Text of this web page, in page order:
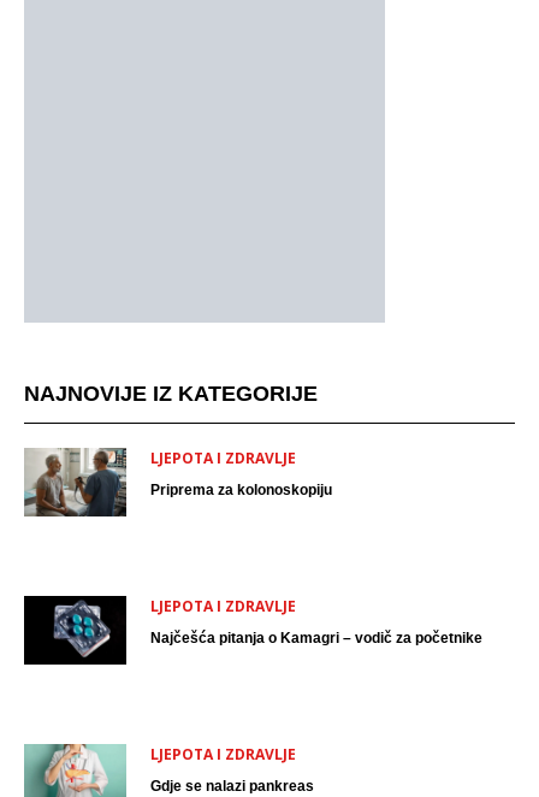
NAJNOVIJE IZ KATEGORIJE
LJEPOTA I ZDRAVLJE
Priprema za kolonoskopiju
LJEPOTA I ZDRAVLJE
Najčešća pitanja o Kamagri – vodič za početnike
LJEPOTA I ZDRAVLJE
Gdje se nalazi pankreas